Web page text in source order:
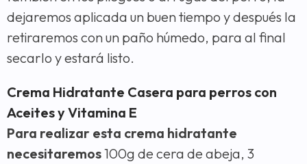
dejaremos aplicada un buen tiempo y después la
retiraremos con un paño húmedo, para al final
secarlo y estará listo.
Crema Hidratante Casera para perros con
Aceites y Vitamina E
Para realizar esta crema hidratante
necesitaremos100g de cera de abeja, 3